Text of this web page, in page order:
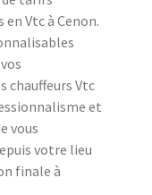
Vtc à Cenon.
chauffeurs Vtc
et
vous
votre lieu
finale à